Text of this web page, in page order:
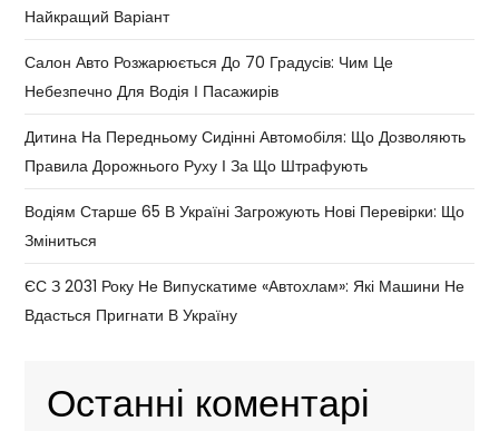
Найкращий Варіант
Салон Авто Розжарюється До 70 Градусів: Чим Це
Небезпечно Для Водія І Пасажирів
Дитина На Передньому Сидінні Автомобіля: Що Дозволяють
Правила Дорожнього Руху І За Що Штрафують
Водіям Старше 65 В Україні Загрожують Нові Перевірки: Що
Зміниться
ЄС З 2031 Року Не Випускатиме «автохлам»: Які Машини Не
Вдасться Пригнати В Україну
Останні коментарі